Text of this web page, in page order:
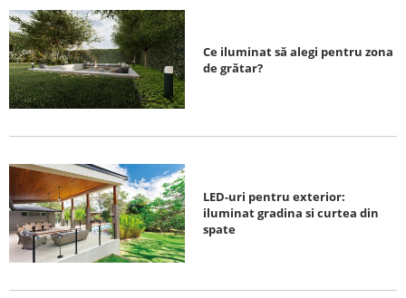
Ce iluminat să alegi pentru zona
de grătar?
LED-uri pentru exterior:
iluminat gradina si curtea din
spate